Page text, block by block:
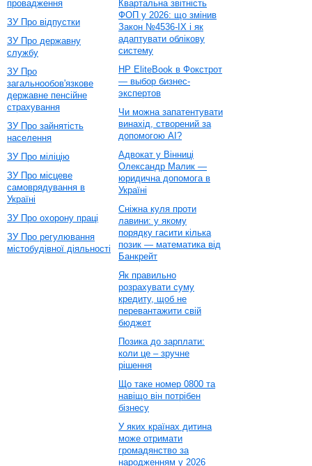
провадження
ЗУ Про відпустки
ЗУ Про державну
службу
ЗУ Про
загальнообов'язкове
державне пенсійне
страхування
ЗУ Про зайнятість
населення
ЗУ Про міліцію
ЗУ Про місцеве
самоврядування в
Україні
ЗУ Про охорону праці
ЗУ Про регулювання
містобудівної діяльності
Квартальна звітність
ФОП у 2026: що змінив
Закон №4536-IX і як
адаптувати облікову
систему
HP EliteBook в Фокстрот
— выбор бизнес-
экспертов
Чи можна запатентувати
винахід, створений за
допомогою AI?
Адвокат у Вінниці
Олександр Малик —
юридична допомога в
Україні
Сніжна куля проти
лавини: у якому
порядку гасити кілька
позик — математика від
Банкрейт
Як правильно
розрахувати суму
кредиту, щоб не
перевантажити свій
бюджет
Позика до зарплати:
коли це – зручне
рішення
Що таке номер 0800 та
навіщо він потрібен
бізнесу
У яких країнах дитина
може отримати
громадянство за
народженням у 2026